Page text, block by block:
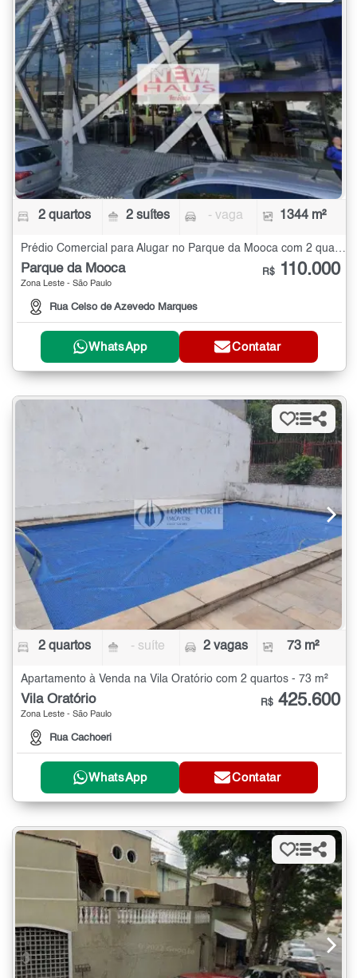
2 quartos 2 suítes - vaga 1344 m²
Prédio Comercial para Alugar no Parque da Mooca com 2 quartos - 1344 m²
Parque da Mooca
Zona Leste - São Paulo
Rua Celso de Azevedo Marques
R$ 110.000
WhatsApp Contatar
2 quartos - suíte 2 vagas 73 m²
Apartamento à Venda na Vila Oratório com 2 quartos - 73 m²
Vila Oratório
Zona Leste - São Paulo
Rua Cachoeri
R$ 425.600
WhatsApp Contatar